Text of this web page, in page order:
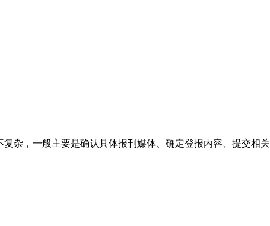
杂，一般主要是确认具体报刊媒体、确定登报内容、提交相